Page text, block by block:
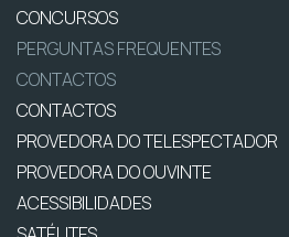
CONCURSOS
PERGUNTAS FREQUENTES
CONTACTOS
CONTACTOS
PROVEDORA DO TELESPECTADOR
PROVEDORA DO OUVINTE
ACESSIBILIDADES